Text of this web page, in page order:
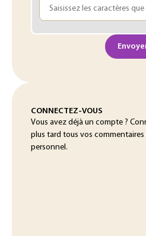
CONNECTEZ-VOUS
Vous avez déjà un compte ?
plus tard tous vos
personnel.